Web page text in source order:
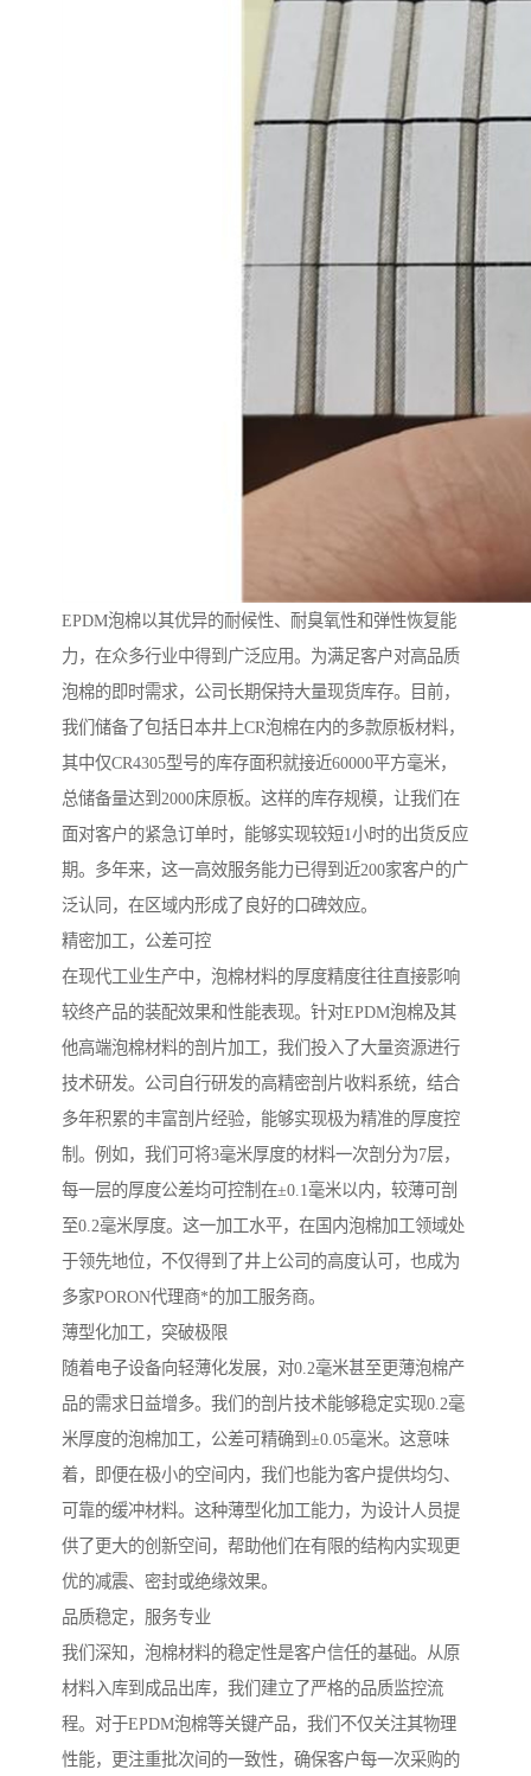
EPDM泡棉以其优异的耐候性、耐臭氧性和弹性恢复能
力，在众多行业中得到广泛应用。为满足客户对高品质
泡棉的即时需求，公司长期保持大量现货库存。目前，
我们储备了包括日本井上CR泡棉在内的多款原板材料，
其中仅CR4305型号的库存面积就接近60000平方毫米，
总储备量达到2000床原板。这样的库存规模，让我们在
面对客户的紧急订单时，能够实现较短1小时的出货反应
期。多年来，这一高效服务能力已得到近200家客户的广
泛认同，在区域内形成了良好的口碑效应。
精密加工，公差可控
在现代工业生产中，泡棉材料的厚度精度往往直接影响
较终产品的装配效果和性能表现。针对EPDM泡棉及其
他高端泡棉材料的剖片加工，我们投入了大量资源进行
技术研发。公司自行研发的高精密剖片收料系统，结合
多年积累的丰富剖片经验，能够实现极为精准的厚度控
制。例如，我们可将3毫米厚度的材料一次剖分为7层，
每一层的厚度公差均可控制在±0.1毫米以内，较薄可剖
至0.2毫米厚度。这一加工水平，在国内泡棉加工领域处
于领先地位，不仅得到了井上公司的高度认可，也成为
多家PORON代理商*的加工服务商。
薄型化加工，突破极限
随着电子设备向轻薄化发展，对0.2毫米甚至更薄泡棉产
品的需求日益增多。我们的剖片技术能够稳定实现0.2毫
米厚度的泡棉加工，公差可精确到±0.05毫米。这意味
着，即便在极小的空间内，我们也能为客户提供均匀、
可靠的缓冲材料。这种薄型化加工能力，为设计人员提
供了更大的创新空间，帮助他们在有限的结构内实现更
优的减震、密封或绝缘效果。
品质稳定，服务专业
我们深知，泡棉材料的稳定性是客户信任的基础。从原
材料入库到成品出库，我们建立了严格的品质监控流
程。对于EPDM泡棉等关键产品，我们不仅关注其物理
性能，更注重批次间的一致性，确保客户每一次采购的